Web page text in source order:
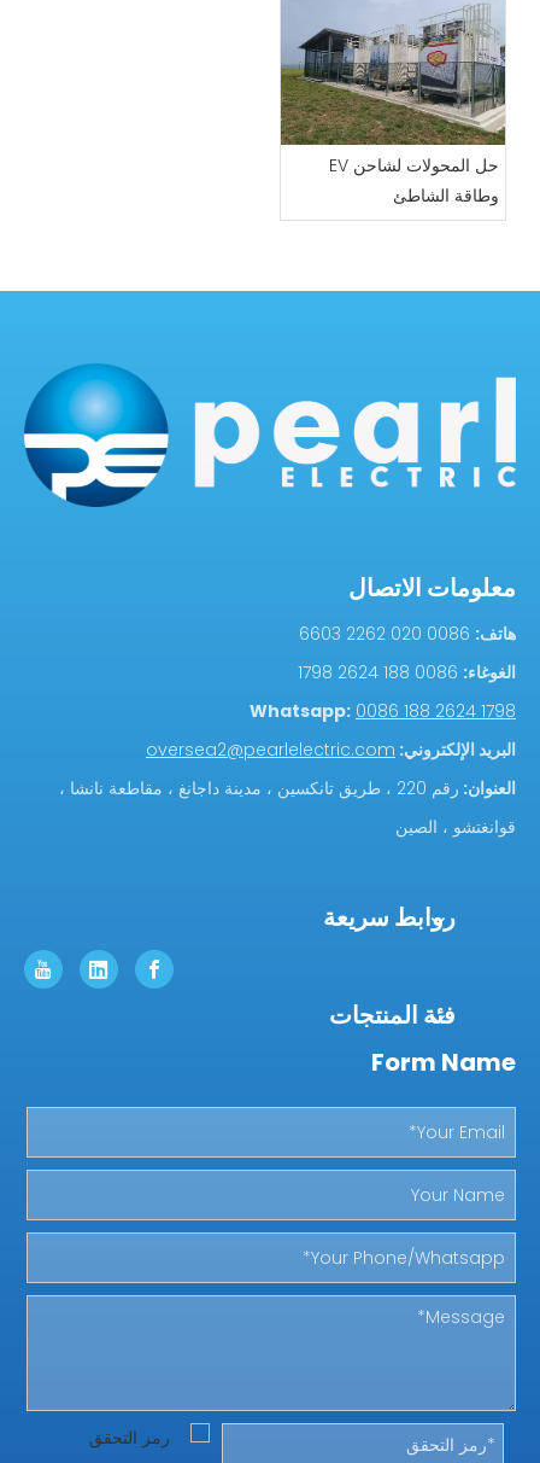
حل المحولات لشاحن EV
وطاقة الشاطئ
معلومات الاتصال
هاتف:
الغوغاء:
Whatsapp: 0086 188 2624 1798
البريد الإلكتروني: oversea2@pearlelectric.com
العنوان:
رقم 220 ، طريق تانكسين ، مدينة داجانغ ، مقاطعة نانشا ،
قوانغتشو ، الصين
روابط سريعة
فئة المنتجات
Form Name